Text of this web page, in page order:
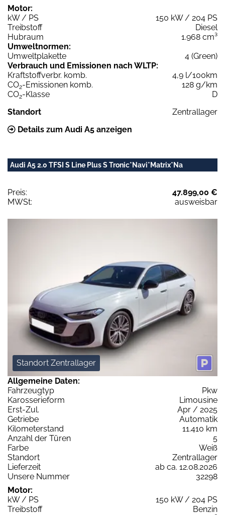
Motor:
kW / PS
150 kW / 204 PS
Treibstoff
Diesel
Hubraum
1.968 cm³
Umweltnormen:
Umweltplakette
4 (Green)
Verbrauch und Emissionen nach WLTP:
Kraftstoffverbr. komb.
4,9 l/100km
CO2-Emissionen komb.
128 g/km
CO2-Klasse
D
Standort
Zentrallager
Details zum Audi A5 anzeigen
Audi A5 2.0 TFSI S Line Plus S Tronic*Navi*Matrix*Na
Preis:
47.899,00 €
MWSt:
ausweisbar
Standort Zentrallager
Allgemeine Daten:
Fahrzeugtyp
Pkw
Karosserieform
Limousine
Erst-Zul.
Apr / 2025
Getriebe
Automatik
Kilometerstand
11.410 km
Anzahl der Türen
5
Farbe
Weiß
Standort
Zentrallager
Lieferzeit
ab ca. 12.08.2026
Unsere Nummer
32298
Motor:
kW / PS
150 kW / 204 PS
Treibstoff
Benzin